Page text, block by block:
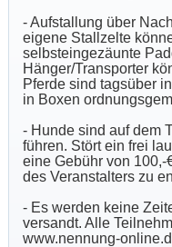
- Aufstallung über
eigene Stallzelte
selbsteingezäunte
Hänger/Transporter
Pferde sind tagsüber
in Boxen
- Hunde sind auf dem
führen. Stört ein frei
eine Gebühr von
des Veranstalters zu
- Es werden keine
versandt. Alle
www.nennung-